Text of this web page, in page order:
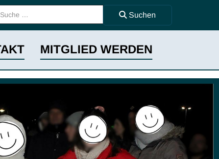
...
Suchen
MITGLIED WERDEN